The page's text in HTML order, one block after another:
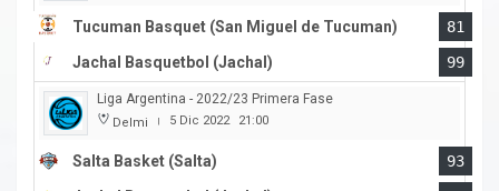
Tucuman Basquet (San Miguel de Tucuman)
81
Jachal Basquetbol (Jachal)
99
Liga Argentina - 2022/23 Primera Fase
Delmi | 5 Dic 2022 21:00
Salta Basket (Salta)
93